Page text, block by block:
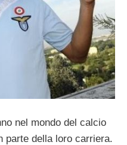
nel mondo del calcio
parte della loro carriera.